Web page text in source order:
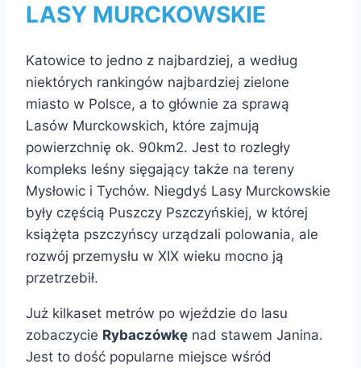
LASY MURCKOWSKIE
Katowice to jedno z najbardziej, a według
niektórych rankingów najbardziej zielone
miasto w Polsce, a to głównie za sprawą
Lasów Murckowskich, które zajmują
powierzchnię ok. 90km2. Jest to rozległy
kompleks leśny sięgający także na tereny
Mysłowic i Tychów. Niegdyś Lasy Murckowskie
były częścią Puszczy Pszczyńskiej, w której
książęta pszczyńscy urządzali polowania, ale
rozwój przemysłu w XIX wieku mocno ją
przetrzebił.
Już kilkaset metrów po wjeździe do lasu
zobaczycie Rybaczówkę nad stawem Janina.
Jest to dość popularne miejsce wśród